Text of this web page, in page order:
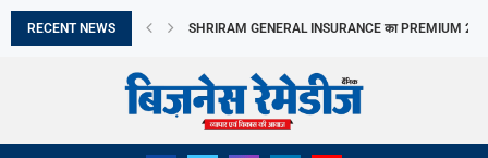
RECENT NEWS CANTABIL की Q1 में तेज GROWTH, EBITDA MARGIN...